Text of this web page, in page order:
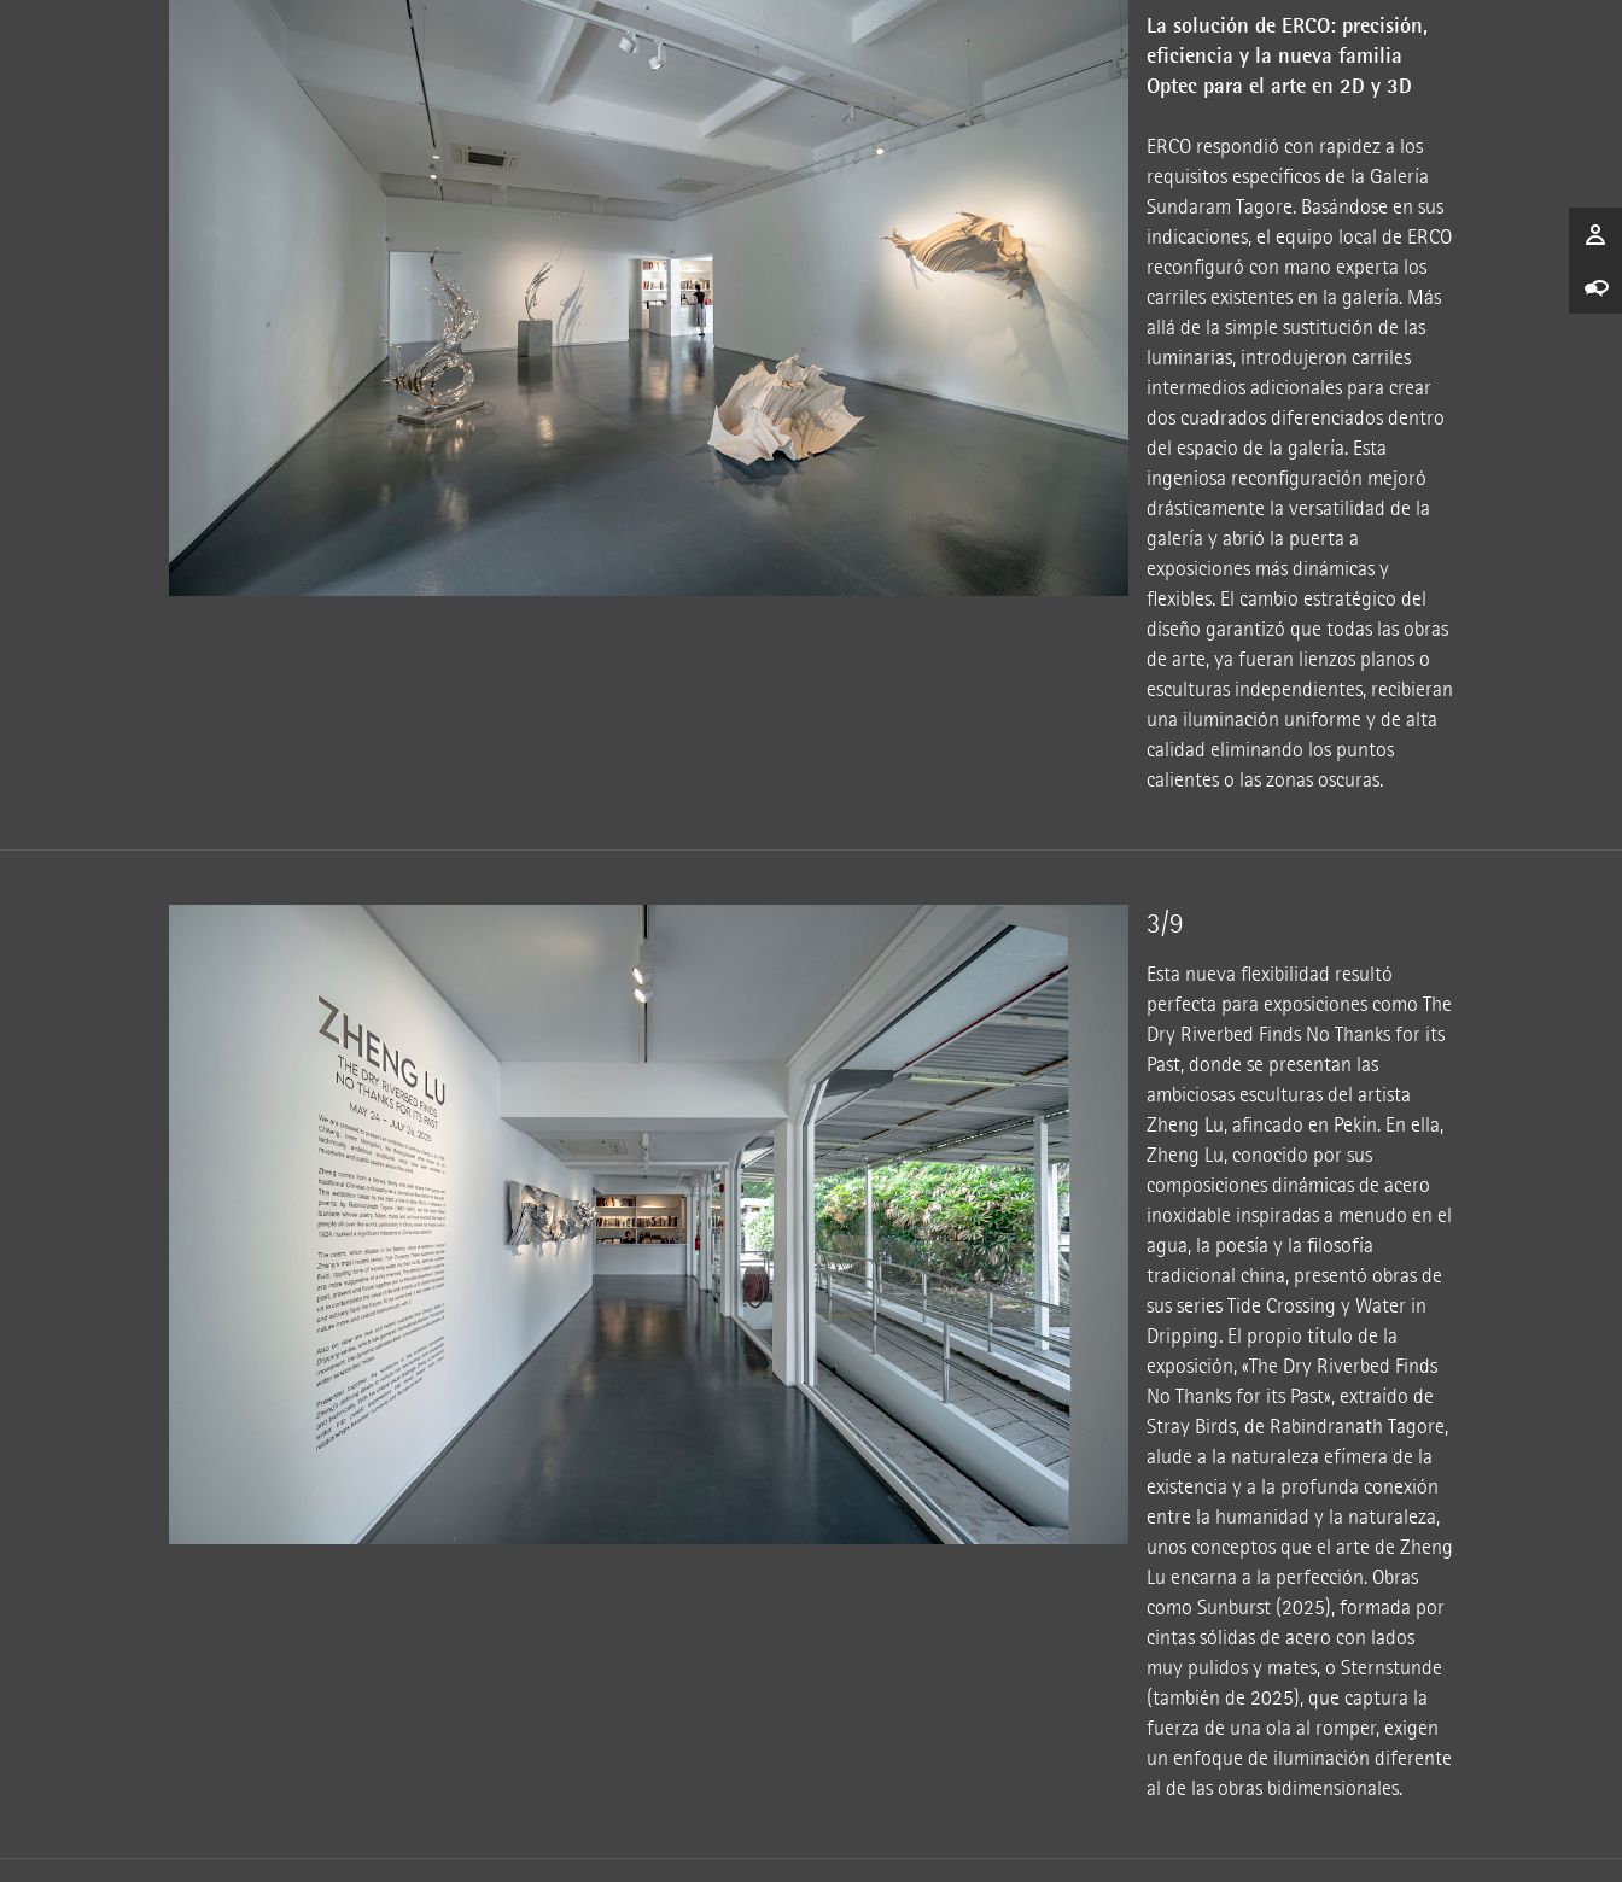
La solución de ERCO: precisión,
eficiencia y la nueva familia
Optec para el arte en 2D y 3D
ERCO respondió con rapidez a los
requisitos específicos de la Galería
Sundaram Tagore. Basándose en sus
indicaciones, el equipo local de ERCO
reconfiguró con mano experta los
carriles existentes en la galería. Más
allá de la simple sustitución de las
luminarias, introdujeron carriles
intermedios adicionales para crear
dos cuadrados diferenciados dentro
del espacio de la galería. Esta
ingeniosa reconfiguración mejoró
drásticamente la versatilidad de la
galería y abrió la puerta a
exposiciones más dinámicas y
flexibles. El cambio estratégico del
diseño garantizó que todas las obras
de arte, ya fueran lienzos planos o
esculturas independientes, recibieran
una iluminación uniforme y de alta
calidad eliminando los puntos
calientes o las zonas oscuras.
3/9
Esta nueva flexibilidad resultó
perfecta para exposiciones como The
Dry Riverbed Finds No Thanks for its
Past, donde se presentan las
ambiciosas esculturas del artista
Zheng Lu, afincado en Pekín. En ella,
Zheng Lu, conocido por sus
composiciones dinámicas de acero
inoxidable inspiradas a menudo en el
agua, la poesía y la filosofía
tradicional china, presentó obras de
sus series Tide Crossing y Water in
Dripping. El propio título de la
exposición, «The Dry Riverbed Finds
No Thanks for its Past», extraído de
Stray Birds, de Rabindranath Tagore,
alude a la naturaleza efímera de la
existencia y a la profunda conexión
entre la humanidad y la naturaleza,
unos conceptos que el arte de Zheng
Lu encarna a la perfección. Obras
como Sunburst (2025), formada por
cintas sólidas de acero con lados
muy pulidos y mates, o Sternstunde
(también de 2025), que captura la
fuerza de una ola al romper, exigen
un enfoque de iluminación diferente
al de las obras bidimensionales.